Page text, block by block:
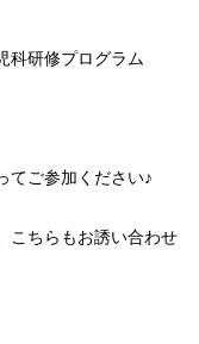
科研修プログラム
てご参加ください♪
こちらもお誘い合わせ